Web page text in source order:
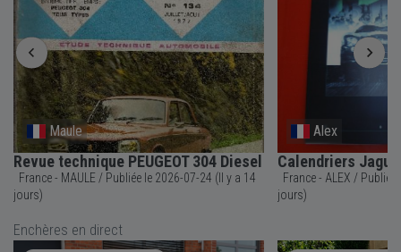
Maule
Revue technique PEUGEOT 304 Diesel
France - MAULE / Publiée le 2026-07-24 (Il y a 14
jours)
Alex
Calendriers
France - ALEX / Publiée le 2026-07-16 (Il y a 22
jours)
Enchères en direct